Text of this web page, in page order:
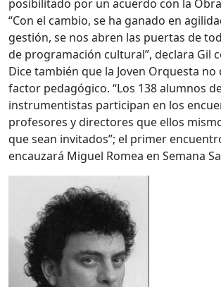
posibilitado por un acuerdo con la
“Con el cambio, se ha ganado en
gestión, se nos abren las puertas de
de programación cultural”, declara Gil
Dice también que la Joven Orquesta no
factor pedagógico. “Los 138 alumnos
instrumentistas participan en los
profesores y directores que ellos
que sean invitados”; el primer
encauzará Miguel Romea en Semana